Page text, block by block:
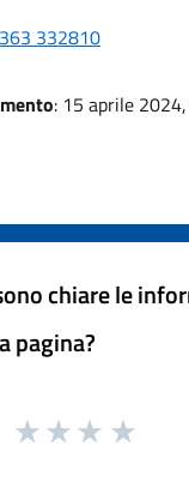
332810
: 15 aprile
chiare le
pagina?